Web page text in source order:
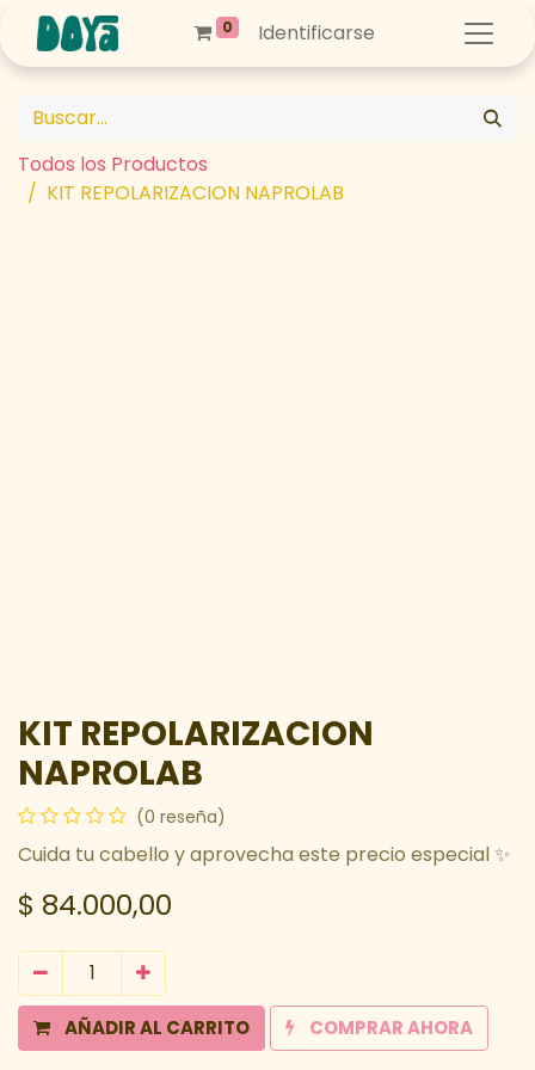
0 Identificarse
Todos los Productos
KIT REPOLARIZACION NAPROLAB
KIT REPOLARIZACION
NAPROLAB
(0 reseña)
Cuida tu cabello y aprovecha este precio especial ✨
$ 84.000,00
AÑADIR AL CARRITO COMPRAR AHORA